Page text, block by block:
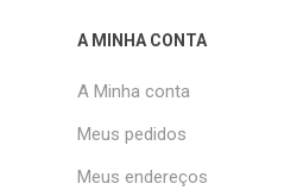
A MINHA CONTA
A Minha conta
Meus pedidos
Meus endereços